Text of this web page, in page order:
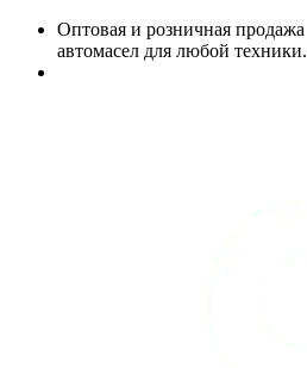
Оптовая и розничная продажа
автомасел для любой техники.